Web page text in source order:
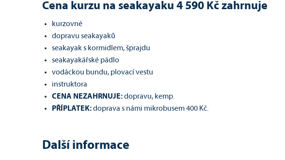
Cena kurzu na seakayaku 4 590 Kč zahrnuje
kurzovné
dopravu seakayaků
seakayak s kormidlem, šprajdu
seakayakářské pádlo
vodáckou bundu, plovací vestu
instruktora
CENA NEZAHRNUJE:dopravu, kemp.
PŘÍPLATEK:doprava s námi mikrobusem 400 Kč.
Další informace